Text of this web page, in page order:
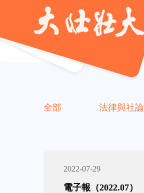
全部 法律與社論
2022-07-29
電子報（2022.07）